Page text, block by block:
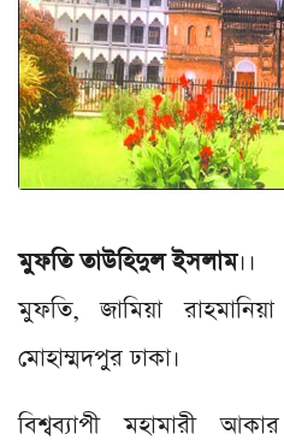
মুফতি তাউহিদুল ইসলাম।।
মুফতি, জামিয়া
মোহাম্মদপুর ঢাকা।
বিশ্বব্যাপী মহামারী